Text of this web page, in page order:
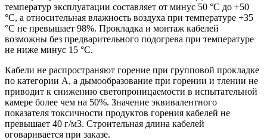
температур эксплуатации составляет от минус 50 °С до +50
°С, а относительная влажность воздуха при температуре +35
°С не превышает 98%. Прокладка и монтаж кабелей
возможны без предварительного подогрева при температуре
не ниже минус 15 °С.
Кабели не распространяют горение при групповой прокладке
по категории А, а дымообразование при горении и тлении не
приводит к снижению светопроницаемости в испытательной
камере более чем на 50%. Значение эквивалентного
показателя токсичности продуктов горения кабелей не
превышает 40 г/м3. Строительная длина кабелей
оговаривается при заказе.